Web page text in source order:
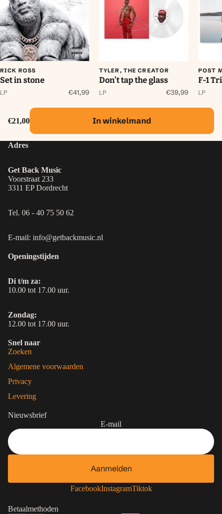
RICK ROSS
Set in stone
LP €41,99
TYLER, THE CREATOR
Don’t tap the glass
LP €39,99
POST
F-1
LP
€21,00 In winkelmand
Adres
Get Back Music
Voorstraat 233
3311 EP Dordrecht
Tel. 06 - 40 75 50 62
E-mail: info@getbackmusic.nl
Openingstijden
Di t/m za:
10.00 tot 17.00 uur.
Zondag:
12.00 tot 17.00 uur.
Snel naar
Zoeken
Algemene voorwaarden
Privacy
Levering
Nieuwsbrief
E-mail
Aanmelden
FacebookInstagramTiktok
Betaalmethoden
Privacybeleid